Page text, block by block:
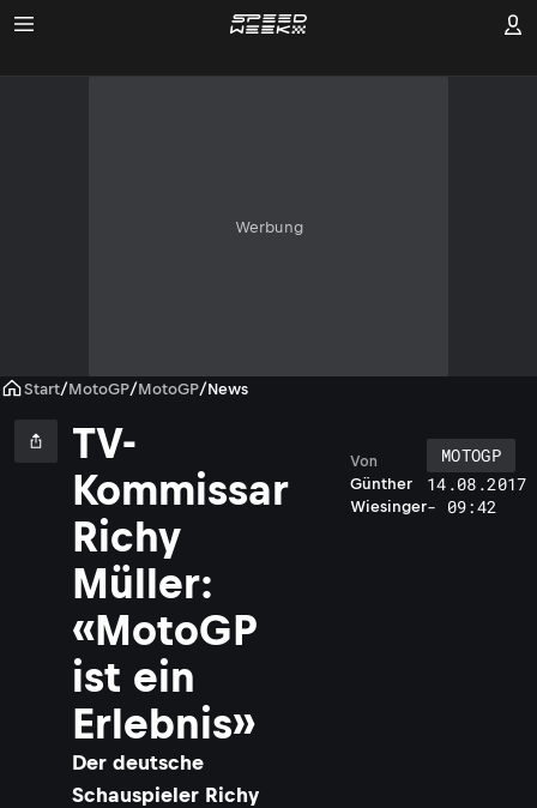
Werbung
Start/MotoGP/MotoGP/News
TV-
Kommissar
Richy
Müller:
«MotoGP
ist ein
Erlebnis»
Der deutsche
Schauspieler Richy
Günther
Wiesinger
Von
MOTOGP
14.08.2017
- 09:42